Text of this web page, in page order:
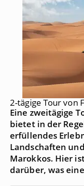
2-tägige Tour von
Eine zweitägige
bietet in der
erfüllendes
Landschaften
Marokkos. Hier
darüber, was